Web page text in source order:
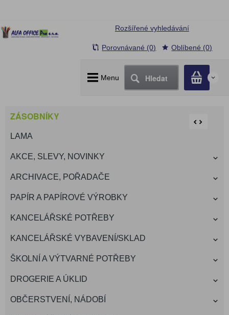
Menu Hledat 0
Rozšířené vyhledávání
Porovnávané (0) Oblíbené (0)
ZÁSOBNÍKY
LAMA
AKCE, SLEVY, NOVINKY
ARCHIVACE, POŘADAČE
PAPÍR A PAPÍROVÉ VÝROBKY
KANCELÁŘSKÉ POTŘEBY
KANCELÁŘSKÉ VYBAVENÍ/SKLAD
ŠKOLNÍ A VÝTVARNÉ POTŘEBY
DROGERIE A ÚKLID
OBČERSTVENÍ, NÁDOBÍ